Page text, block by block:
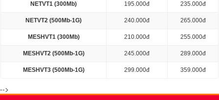
NETVT1 (300Mb) 195.000đ 235.000đ
NETVT2 (500Mb-1G) 240.000đ 265.000đ
MESHVT1 (300Mb) 210.000đ 255.000đ
MESHVT2 (500Mb-1G) 245.000đ 289.000đ
MESHVT3 (500Mb-1G) 299.000đ 359.000đ
-->